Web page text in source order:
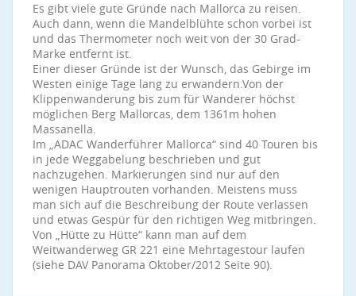
Es gibt viele gute Gründe nach Mallorca zu reisen.
Auch dann, wenn die Mandelblühte schon vorbei ist
und das Thermometer noch weit von der 30 Grad-
Marke entfernt ist.
Einer dieser Gründe ist der Wunsch, das Gebirge im
Westen einige Tage lang zu erwandern.Von der
Klippenwanderung bis zum für Wanderer höchst
möglichen Berg Mallorcas, dem 1361m hohen
Massanella.
Im „ADAC Wanderführer Mallorca“ sind 40 Touren bis
in jede Weggabelung beschrieben und gut
nachzugehen. Markierungen sind nur auf den
wenigen Hauptrouten vorhanden. Meistens muss
man sich auf die Beschreibung der Route verlassen
und etwas Gespür für den richtigen Weg mitbringen.
Von „Hütte zu Hütte“ kann man auf dem
Weitwanderweg GR 221 eine Mehrtagestour laufen
(siehe DAV Panorama Oktober/2012 Seite 90).